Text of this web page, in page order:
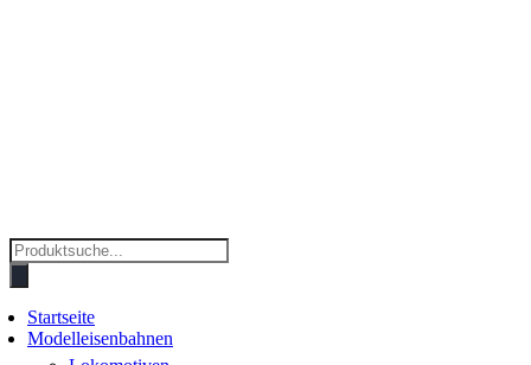
Products
search
Startseite
Modelleisenbahnen